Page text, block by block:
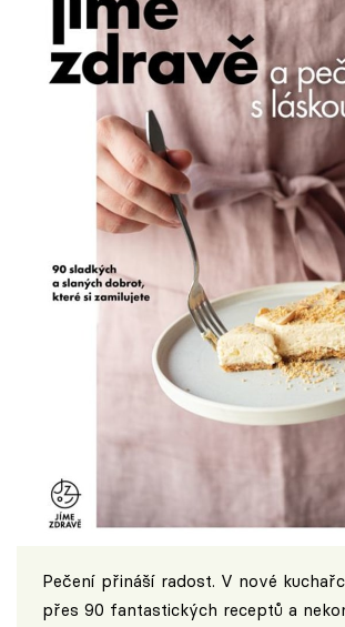
Pečení přináší radost. V nové
přes 90 fantastických receptů a